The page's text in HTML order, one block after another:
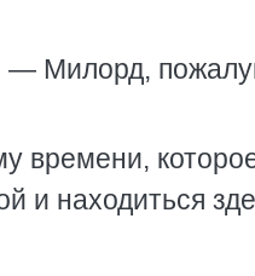
— Милорд,
времени,
и находиться